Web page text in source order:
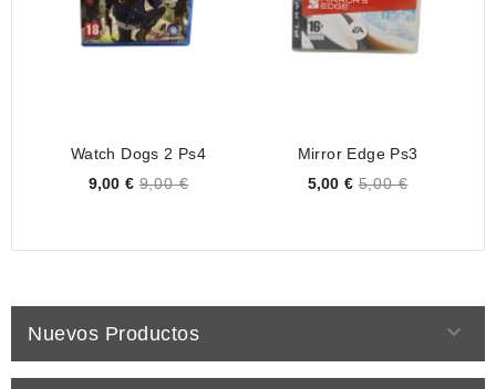
Watch Dogs 2 Ps4
Price
9,00 € 9,00 €
Mirror Edge Ps3
Price
5,00 € 5,00 €
Nuevos Productos 